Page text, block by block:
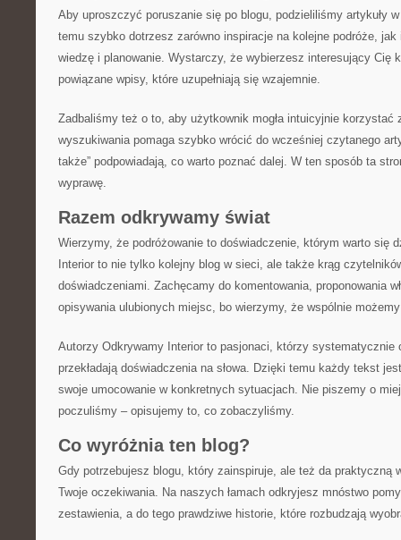
Aby uproszczyć poruszanie się po blogu, podzieliliśmy artykuły
temu szybko dotrzesz zarówno inspiracje na kolejne podróże,
wiedzę i planowanie. Wystarczy, że wybierzesz interesujący Cię
powiązane wpisy, które uzupełniają się wzajemnie.
Zadbaliśmy też o to, aby użytkownik mogła intuicyjnie korzystać
wyszukiwania pomaga szybko wrócić do wcześniej czytanego
także” podpowiadają, co warto poznać dalej. W ten sposób ta
wyprawę.
Razem odkrywamy świat
Wierzymy, że podróżowanie to doświadczenie, którym warto się
Interior to nie tylko kolejny blog w sieci, ale także krąg
doświadczeniami. Zachęcamy do komentowania, proponowania
opisywania ulubionych miejsc, bo wierzymy, że wspólnie
Autorzy Odkrywamy Interior to pasjonaci, którzy systematycznie
przekładają doświadczenia na słowa. Dzięki temu każdy tekst
swoje umocowanie w konkretnych sytuacjach. Nie piszemy o
poczuliśmy – opisujemy to, co zobaczyliśmy.
Co wyróżnia ten blog?
Gdy potrzebujesz blogu, który zainspiruje, ale też da praktyczną
Twoje oczekiwania. Na naszych łamach odkryjesz mnóstwo
zestawienia, a do tego prawdziwe historie, które rozbudzają